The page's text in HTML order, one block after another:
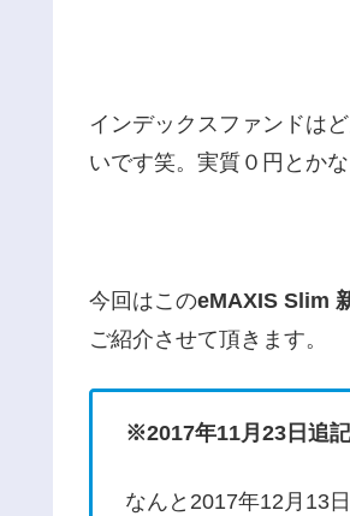
インデックスファンドは
いです笑。実質０円とか
今回はこのeMAXIS Slim
ご紹介させて頂きます。
※2017年11月23日追記
なんと2017年12月13